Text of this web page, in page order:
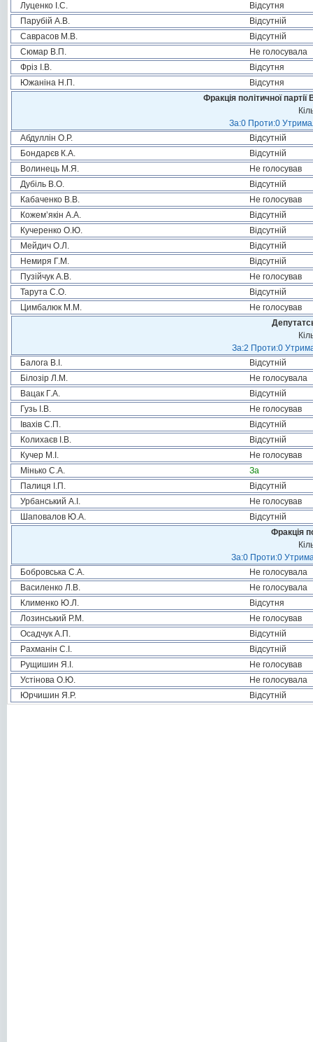
Луценко І.С.
Відсутня
Парубій А.В.
Відсутній
Саврасов М.В.
Відсутній
Сюмар В.П.
Не голосувала
Фріз І.В.
Відсутня
Южаніна Н.П.
Відсутня
Фракція політичної
За:0 Проти:0
Абдуллін О.Р.
Відсутній
Бондарєв К.А.
Відсутній
Волинець М.Я.
Не голосував
Дубіль В.О.
Відсутній
Кабаченко В.В.
Не голосував
Кожем’якін А.А.
Відсутній
Кучеренко О.Ю.
Відсутній
Мейдич О.Л.
Відсутній
Немиря Г.М.
Відсутній
Пузійчук А.В.
Не голосував
Тарута С.О.
Відсутній
Цимбалюк М.М.
Не голосував
За:2 Проти:0
Балога В.І.
Відсутній
Білозір Л.М.
Не голосувала
Вацак Г.А.
Відсутній
Гузь І.В.
Не голосував
Івахів С.П.
Відсутній
Колихаєв І.В.
Відсутній
Кучер М.І.
Не голосував
Мінько С.А.
За
Палиця І.П.
Відсутній
Урбанський А.І.
Не голосував
Шаповалов Ю.А.
Відсутній
Фракція
За:0 Проти:0
Бобровська С.А.
Не голосувала
Василенко Л.В.
Не голосувала
Клименко Ю.Л.
Відсутня
Лозинський Р.М.
Не голосував
Осадчук А.П.
Відсутній
Рахманін С.І.
Відсутній
Рущишин Я.І.
Не голосував
Устінова О.Ю.
Не голосувала
Юрчишин Я.Р.
Відсутній